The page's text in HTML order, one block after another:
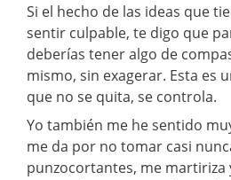
Si el hecho de las ideas que
sentir culpable, te digo que
deberías tener algo de
mismo, sin exagerar. Esta es
que no se quita, se controla.
Yo también me he sentido
me da por no tomar casi
punzocortantes, me martiriza